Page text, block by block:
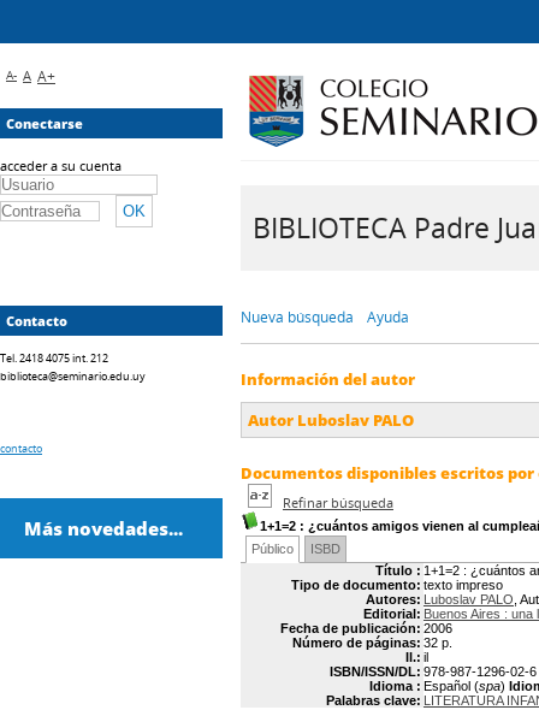
BIBLIOTECA Padre
Nueva búsqueda Ayuda
Información del autor
Autor Luboslav PALO
Documentos disponibles escritos
Refinar búsqueda
1+1=2 : ¿cuántos amigos vienen al
Público
ISBD
Título : 1+1=2 : ¿cuántos
Tipo de documento: texto impreso
Autores: Luboslav PALO ,
Editorial: Buenos Aires : una
Fecha de publicación: 2006
Número de páginas: 32 p.
Il.: il
ISBN/ISSN/DL: 978-987-1296-02-6
Idioma : Español (spa)
Palabras clave: LITERATURA
A- A A+
Conectarse
acceder a su cuenta
Contacto
Tel. 2418 4075 int. 212
biblioteca@seminario.edu.uy
contacto
Más novedades...